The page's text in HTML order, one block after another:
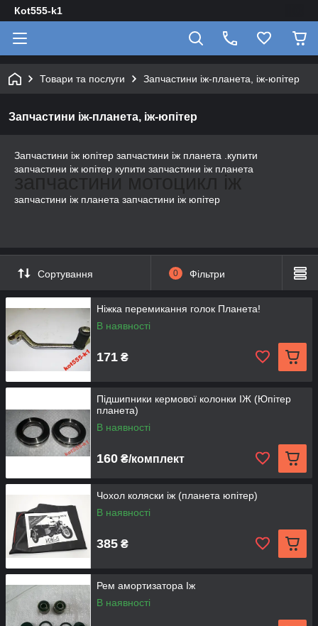
Кot555-k1
Товари та послуги Запчастини іж-планета, іж-юпітер
Запчастини іж-планета, іж-юпітер
Запчастини іж юпітер запчастини іж планета .купити
запчастини іж юпітер купити запчастини іж планета
запчастини мотоцикл іж
запчастини іж планета запчастини іж юпітер
Сортування 0 Фільтри
Ніжка перемикання голок Планета!
В наявності
171 ₴
Підшипники кермової колонки ІЖ (Юпітер
планета)
В наявності
160 ₴/комплект
Чохол коляски іж (планета юпітер)
В наявності
385 ₴
Рем амортизатора Іж
В наявності